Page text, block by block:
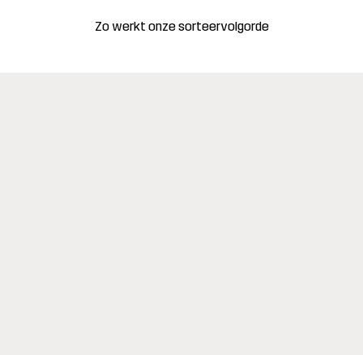
Zo werkt onze sorteervolgorde